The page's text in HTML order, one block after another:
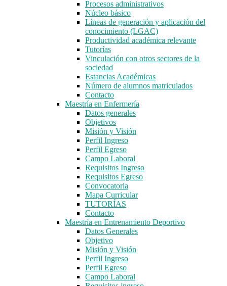
Procesos administrativos
Núcleo básico
Líneas de generación y aplicación del
conocimiento (LGAC)
Productividad académica relevante
Tutorías
Vinculación con otros sectores de la
sociedad
Estancias Académicas
Número de alumnos matriculados
Contacto
Maestría en Enfermería
Datos generales
Objetivos
Misión y Visión
Perfil Ingreso
Perfil Egreso
Campo Laboral
Requisitos Ingreso
Requisitos Egreso
Convocatoria
Mapa Curricular
TUTORÍAS
Contacto
Maestría en Entrenamiento Deportivo
Datos Generales
Objetivo
Misión y Visión
Perfil Ingreso
Perfil Egreso
Campo Laboral